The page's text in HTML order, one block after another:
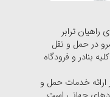
ترابر
در حمل و نقل
بنادر و فرودگاه
ارائه خدمات حمل و